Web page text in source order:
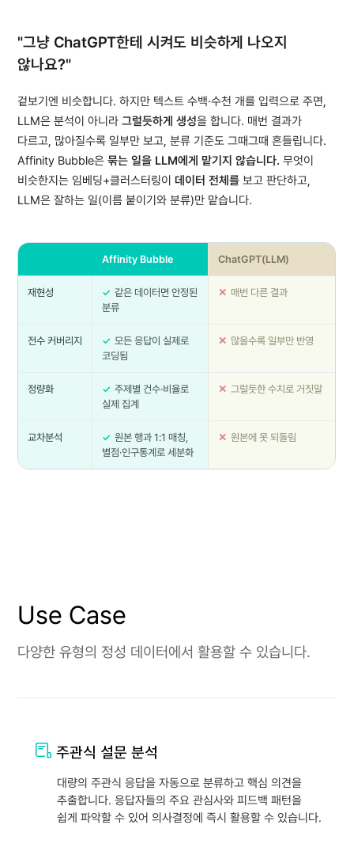
‹
"그냥 ChatGPT한테 시켜도 비슷하게 나오지
않나요?"
겉보기엔 비슷합니다. 하지만 텍스트 수백·수천 개를 입력으로 주면,
LLM은 분석이 아니라그럴듯하게 생성을 합니다. 매번 결과가
다르고, 많아질수록 일부만 보고, 분류 기준도 그때그때 흔들립니다.
Affinity Bubble은묶는 일을 LLM에게 맡기지 않습니다. 무엇이
비슷한지는 임베딩+클러스터링이데이터 전체를 보고 판단하고,
LLM은 잘하는 일(이름 붙이기와 분류)만 맡습니다.
Affinity Bubble ChatGPT(LLM)
재현성
같은 데이터면 안정된
분류
매번 다른 결과
전수 커버리지
모든 응답이 실제로
코딩됨
많을수록 일부만 반영
정량화
주제별 건수·비율로
실제 집계
그럴듯한 수치로 거짓말
교차분석
원본 행과 1:1 매칭,
별점·인구통계로 세분화
원본에 못 되돌림
Use Case
다양한 유형의 정성 데이터에서 활용할 수 있습니다.
주관식 설문 분석
대량의 주관식 응답을 자동으로 분류하고 핵심 의견을
추출합니다. 응답자들의 주요 관심사와 피드백 패턴을
쉽게 파악할 수 있어 의사결정에 즉시 활용할 수 있습니다.